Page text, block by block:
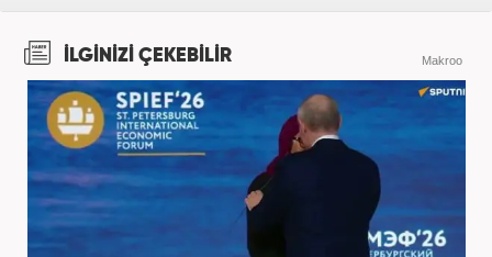
İLGİNİZİ ÇEKEBİLİR Makroo